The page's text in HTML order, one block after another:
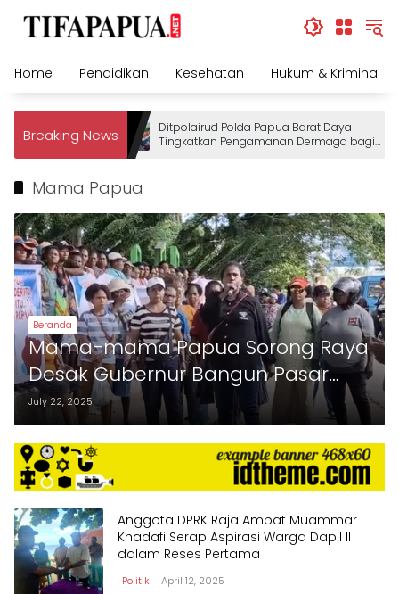
Home
Pendidikan Kesehatan Hukum & Kriminal
Breaking News
Ditpolairud Polda Papua Barat Daya
Tingkatkan Pengamanan Dermaga bagi
Wisatawan
Mama Papua
Beranda
Mama-mama Papua Sorong Raya
Desak Gubernur Bangun Pasar
Khusus di Sorong
July 22, 2025
Anggota DPRK Raja Ampat Muammar
Khadafi Serap Aspirasi Warga Dapil II
dalam Reses Pertama
Politik April 12, 2025